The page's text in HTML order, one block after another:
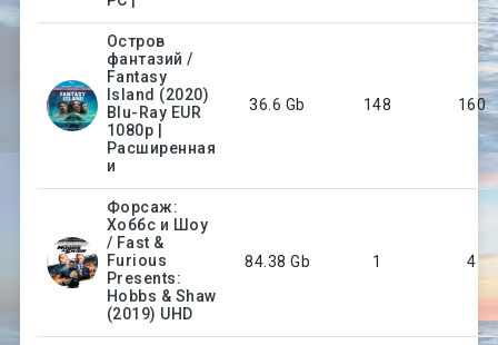
Остров
фантазий /
Fantasy
Island (2020)
Blu-Ray EUR
1080p |
Расширенная
и
36.6 Gb 148 160
Форсаж:
Хоббс и Шоу
/ Fast &
Furious
Presents:
Hobbs & Shaw
(2019) UHD
84.38 Gb 1 4